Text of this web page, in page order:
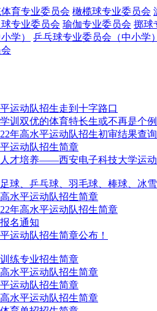
育专业委员会 橄榄球专业委员会
球专业委员会 瑜伽专业委员会 掷球
学） 乒乓球专业委员会（中小学）
运动队招生走到十字路口
训双优的体育特长生或不再是个例
年高水平运动队招生初审结果查
运动队招生简章
才培养——西安电子科技大学运
球、乒乓球、羽毛球、棒球、冰
水平运动队招生简章
年高水平运动队招生简章
名通知
运动队招生简章公布！
练专业招生简章
水平运动队招生简章
运动队招生简章
水平运动队招生简章